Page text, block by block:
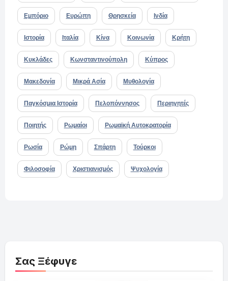
Εμπόριο Ευρώπη Θρησκεία Ινδία
Ιστορία Ιταλία Κίνα Κοινωνία Κρήτη
Κυκλάδες Κωνσταντινούπολη Κύπρος
Μακεδονία Μικρά Ασία Μυθολογία
Παγκόσμια Ιστορία Πελοπόννησος Περιηγητές
Ποιητής Ρωμαίοι Ρωμαϊκή Αυτοκρατορία
Ρωσία Ρώμη Σπάρτη Τούρκοι
Φιλοσοφία Χριστιανισμός Ψυχολογία
Σας Ξέφυγε